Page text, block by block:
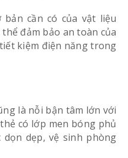
cần có của vật liệu
đảm bảo an toàn của
kiệm điện năng trong
là nỗi bận tâm lớn với
có lớp men bóng phủ
dẹp, vệ sinh phòng